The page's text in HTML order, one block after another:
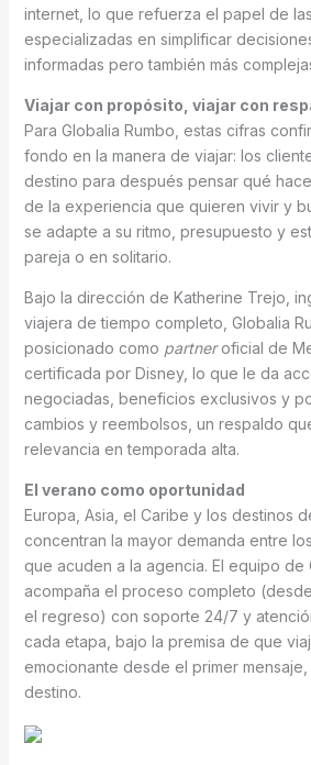
internet, lo que refuerza el papel de
especializadas en simplificar
informadas pero también más
Viajar con propósito, viajar con
Para Globalia Rumbo, estas cifras
fondo en la manera de viajar: los
destino para después pensar qué
de la experiencia que quieren vivir y
se adapte a su ritmo, presupuesto y
pareja o en solitario.
Bajo la dirección de Katherine Trejo,
viajera de tiempo completo, Globalia
posicionado como partneroficial de
certificada por Disney, lo que le da
negociadas, beneficios exclusivos y
cambios y reembolsos, un respaldo
relevancia en temporada alta.
El verano como oportunidad
Europa, Asia, el Caribe y los destinos
concentran la mayor demanda entre
que acuden a la agencia. El equipo de
acompaña el proceso completo
el regreso) con soporte 24/7 y
cada etapa, bajo la premisa de que
emocionante desde el primer
destino.